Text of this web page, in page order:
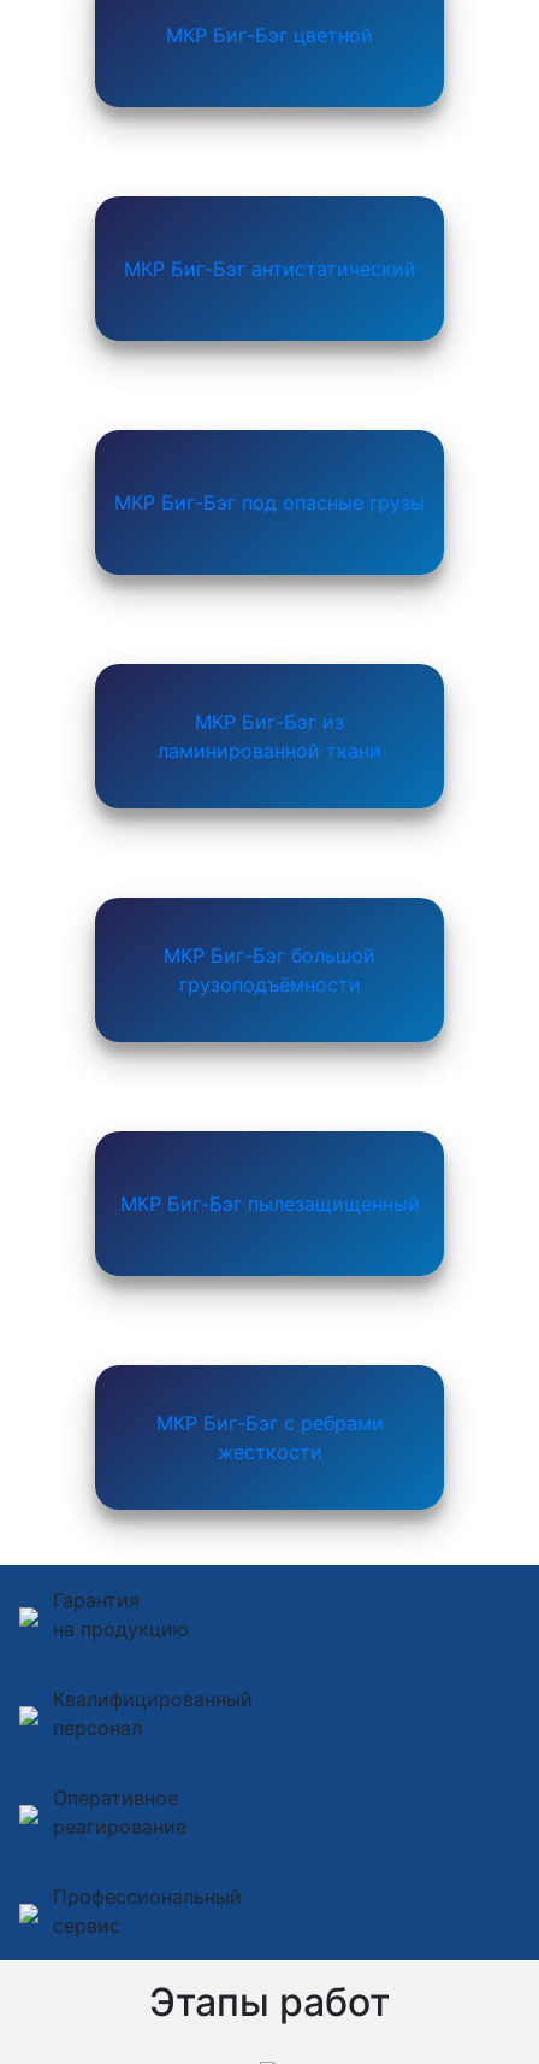
МКР Биг-Бэг цветной
МКР Биг-Бэг антистатический
МКР Биг-Бэг под опасные грузы
МКР Биг-Бэг из
ламинированной ткани
МКР Биг-Бэг большой
грузоподъёмности
МКР Биг-Бэг пылезащищенный
МКР Биг-Бэг с ребрами
жесткости
Гарантия
на продукцию
Квалифицированный
персонал
Оперативное
реагирование
Профессиональный
сервис
Этапы работ